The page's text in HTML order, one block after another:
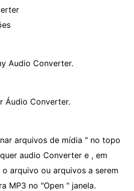
Audio Converter.
Áudio Converter.
arquivos de mídia " no topo
audio Converter e , em
arquivo ou arquivos a serem
MP3 no "Open " janela.